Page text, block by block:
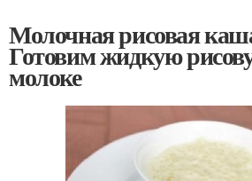
Молочная рисовая
Готовим жидкую
молоке